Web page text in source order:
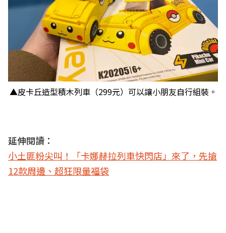
▲皮卡丘造型積木列車（299元）可以讓小朋友自行組裝。
延伸閱讀：
小土匪粉尖叫！「卡娜赫拉列車快閃店」來了，先搶
12款周邊、超狂限量福袋